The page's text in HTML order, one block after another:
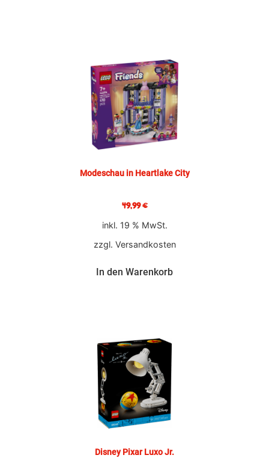
Modeschau in Heartlake City
49,99€
inkl. 19 % MwSt.
zzgl. Versandkosten
In den Warenkorb
Disney Pixar Luxo Jr.